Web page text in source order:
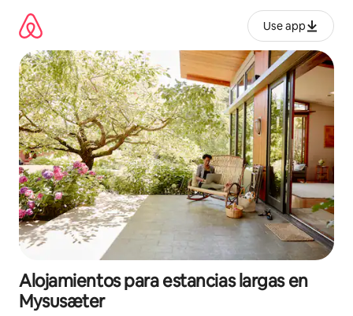
contenido
Use app
Alojamientos para estancias largas en
Mysusæter